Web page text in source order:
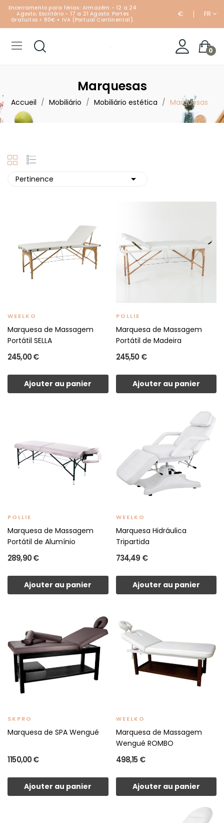
Encerramento para férias: Armazém - 12 a 24
Agosto; Escritório - 17 a 21 Agosto. Portes
Gratuitos > 80€ + IVA (Portual Continental).
€ FR
0
Marquesas
Accueil Mobiliário Mobiliário estética Marquesas
Pertinence 
WEELKO
Marquesa de Massagem
Portátil SELLA
245,00 €
Ajouter au panier
POLLIE
Marquesa de Massagem
Portátil de Madeira
245,50 €
Ajouter au panier
POLLIE
Marquesa de Massagem
Portátil de Alumínio
289,90 €
Ajouter au panier
WEELKO
Marquesa Hidráulica
Tripartida
734,49 €
Ajouter au panier
SKPRO
Marquesa de SPA Wengué
1 150,00 €
Ajouter au panier
WEELKO
Marquesa de Massagem
Wengué ROMBO
498,15 €
Ajouter au panier